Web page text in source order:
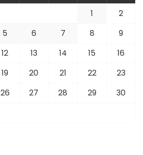
1
2
5 6 7 8
9
12 13 14 15
16
19 20 21 22
23
26 27 28 29
30